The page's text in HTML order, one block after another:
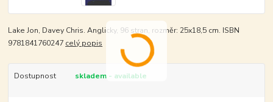
Lake Jon, Davey Chris. Anglicky, 96 stran, rozměr: 25x18,5 cm. ISBN
9781841760247 celý popis
Dostupnost skladem - available